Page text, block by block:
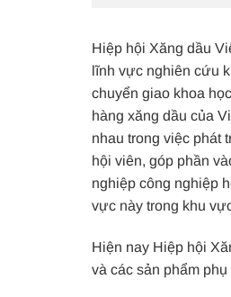
Hiệp hội Xăng dầu
lĩnh vực nghiên cứu
chuyển giao khoa
hàng xăng dầu của
nhau trong việc phát
hội viên, góp phần
nghiệp công nghiệp
vực này trong khu
Hiện nay Hiệp hội
và các sản phẩm